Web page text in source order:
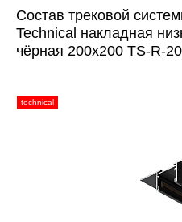
Состав трековой
Technical накладная
чёрная 200x200 TS-R-
technical